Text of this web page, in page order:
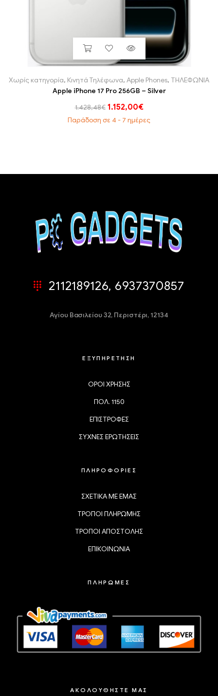
Χωρίς κατηγορία, Κινητά Τηλέφωνα, Apple Phones, ΤΗΛΕΦΩΝΙΑ
Apple iPhone 17 Pro 256GB – Silver
1.428,48€ 1.152,00€
Παράδοση σε 4 - 7 ημέρες
2112189126, 6937370857
Αγίου Βασιλείου 32, Περιστέρι, 12134
ΕΞΥΠΗΡΕΤΗΣΗ
ΟΡΟΙ ΧΡΗΣΗΣ
ΠΟΛ. 1150
ΕΠΙΣΤΡΟΦΕΣ
ΣΥΧΝΕΣ ΕΡΩΤΗΣΕΙΣ
ΠΛΗΡΟΦΟΡΙΕΣ
ΣΧΕΤΙΚΑ ΜΕ ΕΜΑΣ
ΤΡΟΠΟΙ ΠΛΗΡΩΜΗΣ
ΤΡΟΠΟΙ ΑΠΟΣΤΟΛΗΣ
ΕΠΙΚΟΙΝΩΝΙΑ
ΠΛΗΡΩΜΕΣ
ΑΚΟΛΟΥΘΗΣΤΕ ΜΑΣ